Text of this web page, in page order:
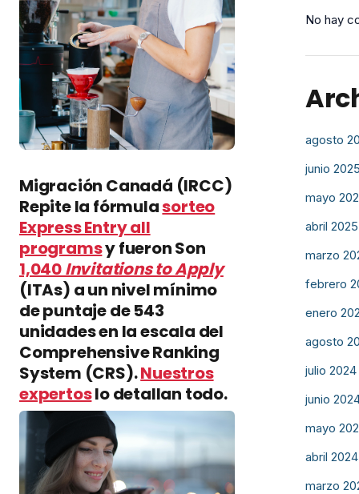
Migración Canadá (IRCC)
Repite la fórmulasorteo
Express Entry all
programsy fueron Son
1,040Invitations to Apply
(ITAs) a un nivel mínimo
de puntaje de 543
unidades en la escala del
Comprehensive Ranking
System (CRS).Nuestros
expertoslo detallan todo.
No hay
agosto
junio
mayo
abril 2025
marzo
febrero
enero
agosto
julio 2024
junio
mayo
abril 2024
marzo